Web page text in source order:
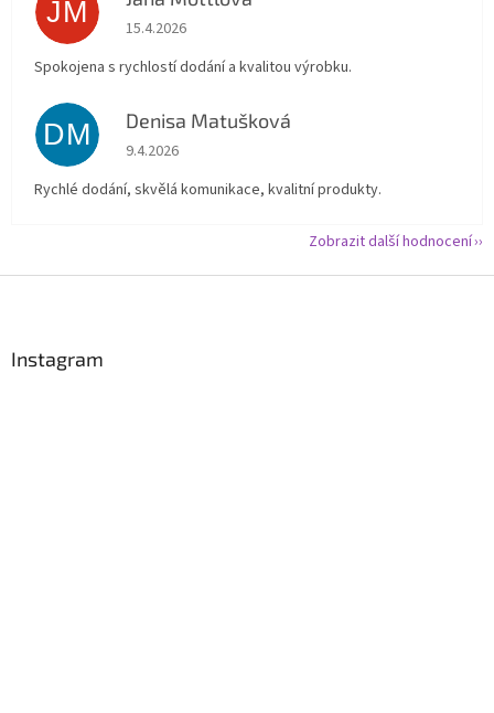
JM Hodnocení obchodu je 5 z 5 hvězdiček.
15.4.2026
Spokojena s rychlostí dodání a kvalitou výrobku.
DM Denisa Matušková
Hodnocení obchodu je 5 z 5 hvězdiček.
9.4.2026
Rychlé dodání, skvělá komunikace, kvalitní produkty.
Zobrazit další hodnocení
Instagram